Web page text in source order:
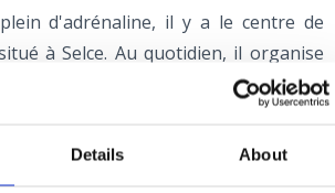
Details About
d'adrénaline, il y a le centre de
à Selce. Au quotidien, il organise
en plongée, dont une sortie
pour ceux qui n'ont jamais plongé,
tous ceux qui ont une passion